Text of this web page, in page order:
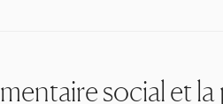
social et